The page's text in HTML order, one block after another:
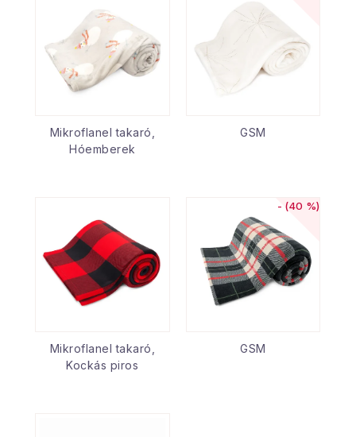
Mikroflanel takaró,
Hóemberek
GSM
Mikroflanel takaró,
Kockás piros
GSM
(40 %)